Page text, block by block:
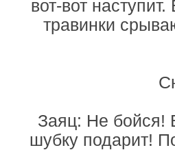
вот-вот
травинки
Заяц: Не бойся!
шубку подарит!